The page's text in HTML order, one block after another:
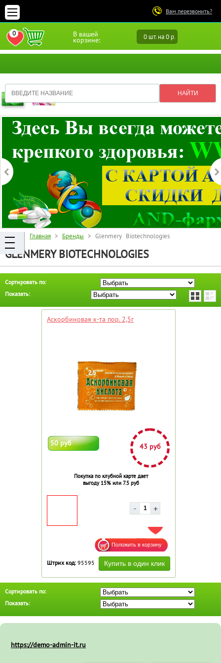
Вам перезвонить?
В вашей
корзине: 0 шт. на 0 р.
0
ПЕРЕЙТИ В ИЗБРАННОЕ
Главная > Бренды > Glenmery Biotechnologies
GLENMERY BIOTECHNOLOGIES
Сортировать по:
Показать:
Аскорбиновая к-та пор. 2,5г
50 руб 43 руб
Покупка по клубной карте дает
выгоду 15% или 7.5 руб
ДОБАВИТЬ В ИЗБРАННОЕ
Штрих код: 95595
Сортировать по:
Показать:
https://demo-admin-it.ru